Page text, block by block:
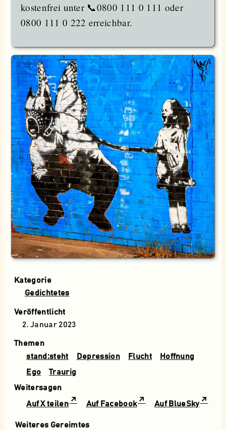
kostenfrei unter 📞0800 111 0 111 oder
0800 111 0 222 erreichbar.
Kategorie
Gedichtetes
Veröffentlicht
2. Januar 2023
Themen
stand:steht
Depression Flucht
Hoffnung
Ego
Traurig
Weitersagen
Auf X teilen
Auf Facebook Auf BlueSky
Weiteres Gereimtes